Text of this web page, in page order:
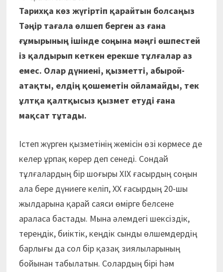
Тарихқа көз жүгіртіп қарайтын болсаңыз
Тәңір тағала өлшеп берген аз ғана
ғұмырының ішінде соңына мәңгі өшпестей
із қалдырып кеткен ерекше тұлғалар аз
емес. Олар дүниені, қызметті, абырой-
атақты, елдің қошеметін ойламайды, тек
ұлтқа қалтқысыз қызмет етуді ғана
мақсат тұтады.
Істеп жүрген қызметінің жемісін өзі көрмесе де
келер ұрпақ көрер деп сенеді. Сондай
тұлғалардың бір шоғыры ХІХ ғасырдың соңын
ала бере дүниеге келіп, ХХ ғасырдың 20-шы
жылдарына қарай саяси өмірге белсене
араласа бастады. Мына әлемдегі шексіздік,
тереңдік, биіктік, кеңдік сынды өлшемдердің
барлығы да сол бір қазақ зиялыларының
бойынан табылатын. Солардың бірі һәм